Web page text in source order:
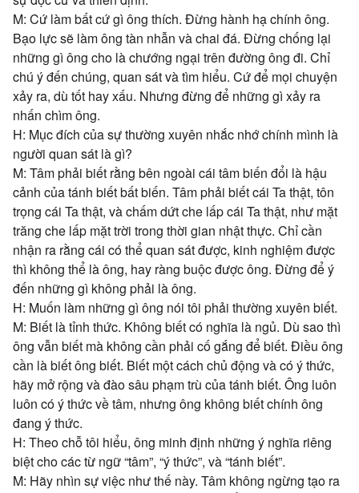
M: Cứ làm bất cứ gì ông thích. Đừng hành hạ chính ông.
Bạo lực sẽ làm ông tàn nhẫn và chai đá. Đừng chống lại
những gì ông cho là chướng ngại trên đường ông đi. Chỉ
chú ý đến chúng, quan sát và tìm hiểu. Cứ để mọi chuyện
xảy ra, dù tốt hay xấu. Nhưng đừng để những gì xảy ra
nhấn chìm ông.
H: Mục đích của sự thường xuyên nhắc nhớ chính mình là
người quan sát là gì?
M: Tâm phải biết rằng bên ngoài cái tâm biến đổi là hậu
cảnh của tánh biết bất biến. Tâm phải biết cái Ta thật, tôn
trọng cái Ta thật, và chấm dứt che lấp cái Ta thật, như mặt
trăng che lấp mặt trời trong thời gian nhật thực. Chỉ cần
nhận ra rằng cái có thể quan sát được, kinh nghiệm được
thì không thể là ông, hay ràng buộc được ông. Đừng để ý
đến những gì không phải là ông.
H: Muốn làm những gì ông nói tôi phải thường xuyên biết.
M: Biết là tỉnh thức. Không biết có nghĩa là ngủ. Dù sao thì
ông vẫn biết mà không cần phải cố gắng để biết. Điều ông
cần là biết ông biết. Biết một cách chủ động và có ý thức,
hãy mở rộng và đào sâu phạm trù của tánh biết. Ông luôn
luôn có ý thức về tâm, nhưng ông không biết chính ông
đang ý thức.
H: Theo chỗ tôi hiểu, ông minh định những ý nghĩa riêng
biệt cho các từ ngữ “tâm”, “ý thức”, và “tánh biết”.
M: Hãy nhìn sự việc như thế này. Tâm không ngừng tạo ra